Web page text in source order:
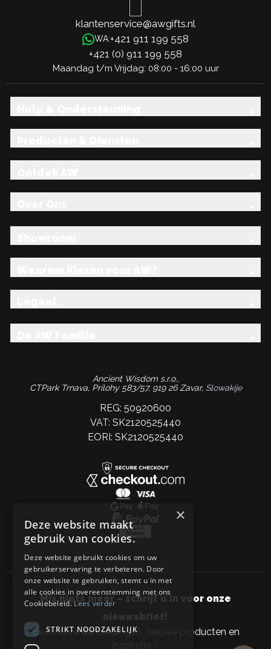
klantenservice@awgifts.nl
WA:+421 911 199 558
+421 (0) 911 199 558
Maandag t/m Vrijdag: 08:00 - 16:00 uur
Ancient Wisdom s.r.o.,
CTPark Trnava, Prílohy 583/57, 919 26 Zavar, Slowakije
REG: 50920600
VAT: SK2120525440
EORI: SK2120525440
Mis niets meer – schrijf u in voor onze
nieuwsbrief!
Exclusieve aanbiedingen, nieuwe producten en
inspiratie –
×
Deze website maakt
gebruik van cookies.
Deze website gebruikt cookies om uw
gebruikerservaring te verbeteren. Door
onze website te gebruiken, stemt u in met
alle cookies in overeenstemming met ons
Cookiebeleid.Lees verder
STRIKT NOODZAKELIJK